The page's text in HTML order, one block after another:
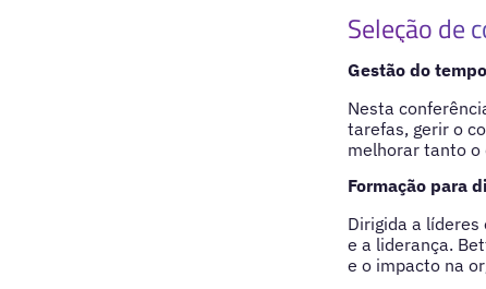
Seleção de
Gestão do
Nesta
tarefas, gerir o
melhorar tanto o
Formação para
Dirigida a
e a liderança.
e o impacto na